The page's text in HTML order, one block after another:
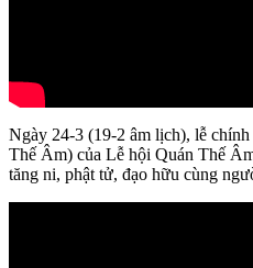
Ngày 24-3 (19-2 âm lịch), lễ
Thế Âm) của Lễ hội Quán Thế
tăng ni, phật tử, đạo hữu cùng